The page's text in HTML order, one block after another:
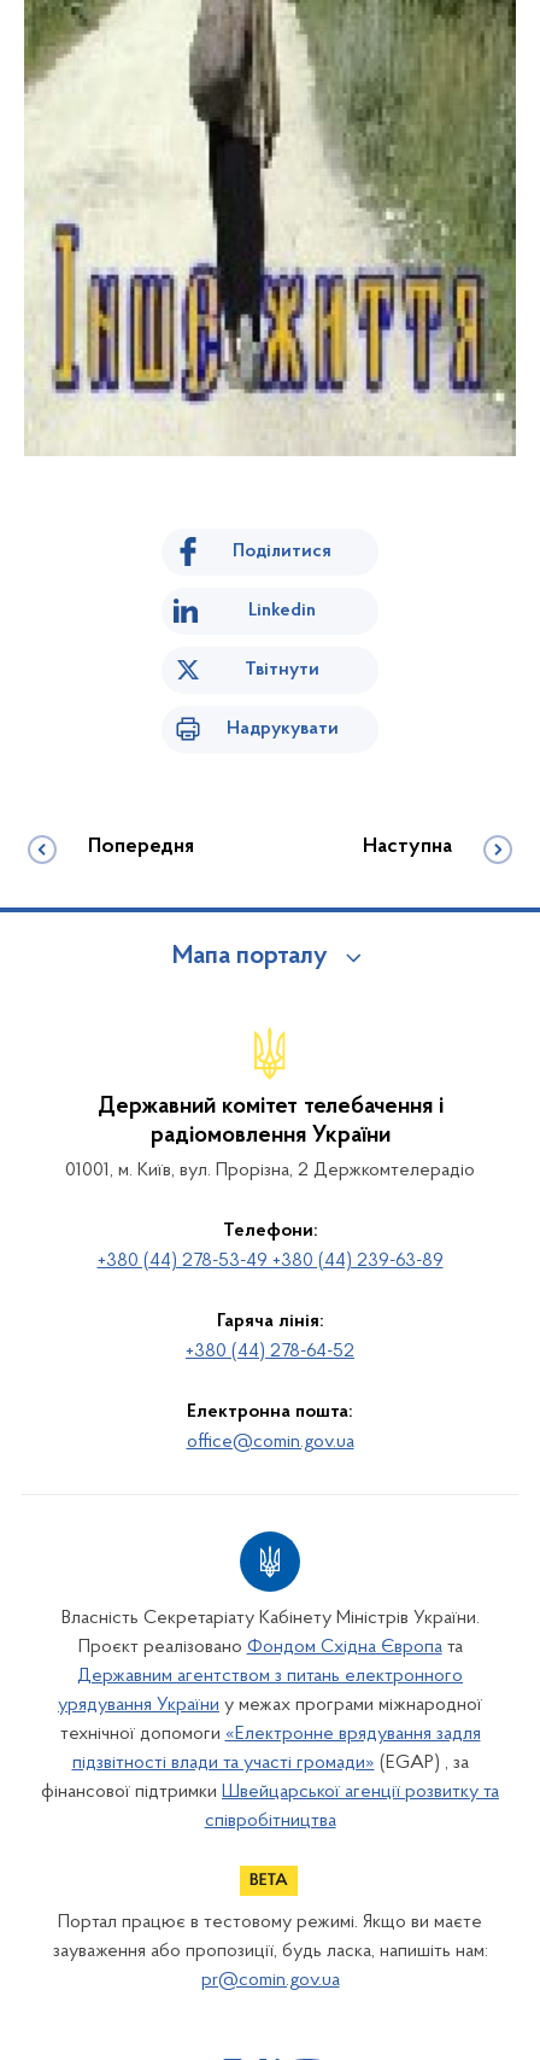
Поділитися
Linkedin
Твітнути
Надрукувати
Попередня Наступна
Мапа порталу
Державний комітет телебачення і
радіомовлення України
01001, м. Київ, вул. Прорізна, 2 Держкомтелерадіо
Телефони:
+380 (44) 278-53-49 +380 (44) 239-63-89
Гаряча лінія:
+380 (44) 278-64-52
Електронна пошта:
office@comin.gov.ua
Власність Секретаріату Кабінету Міністрів України.
Проєкт реалізовано Фондом Східна Європата
Державним агентством з питань електронного
урядування України у межах програми міжнародної
технічної допомоги «Електронне врядування задля
підзвітності влади та участі громади» (EGAP) , за
фінансової підтримки Швейцарської агенції розвитку та
співробітництва
Портал працює в тестовому режимі. Якщо ви маєте
зауваження або пропозиції, будь ласка, напишіть нам:
pr@comin.gov.ua